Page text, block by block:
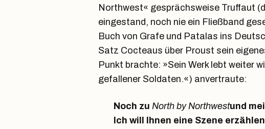
Northwest« gesprächsweise Truffaut
eingestand, noch nie ein Fließband
Buch von Grafe und Patalas ins
Satz Cocteaus über Proust sein
Punkt brachte: »Sein Werk lebt weiter
gefallener Soldaten.«) anvertraute:
Noch zu North by Northwestund
Ich will Ihnen eine Szene